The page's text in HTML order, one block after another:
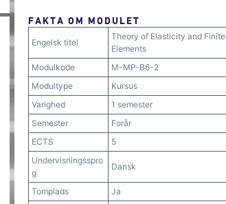
FAKTA OM MODULET
Engelsk titel
Theory of Elasticity and Finite
Elements
Modulkode
M-MP-B6-2
Modultype
Kursus
Varighed
1 semester
Semester
Forår
ECTS
5
Undervisningsspro
g
Dansk
Tomplads
Ja